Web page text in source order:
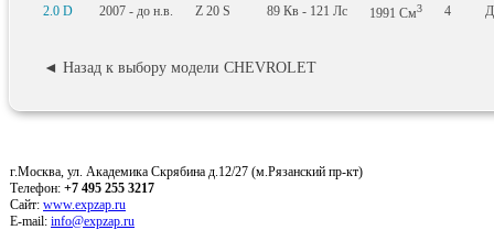
2.0 D
2007 - до н.в. Z 20 S 89 Кв - 121 Лс 1991 См3 4
◄ Назад к выбору модели CHEVROLET
г.Москва, ул. Академика Скрябина д.12/27 (м.Рязанский пр-кт)
Телефон: +7 495 255 3217
Сайт: www.expzap.ru
E-mail: info@expzap.ru